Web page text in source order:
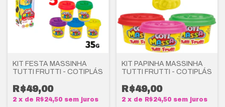
KIT FESTA MASSINHA
TUTTI FRUTTI - COTIPLÁS
R$49,00
2 x de R$24,50 sem juros
KIT PAPINHA MASSINHA
TUTTI FRUTTI - COTIPLÁS
R$49,00
2 x de R$24,50 sem juros